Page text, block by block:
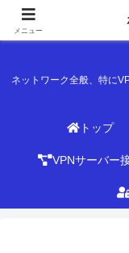
ネットワーク全般、特に
トップ
VPNサーバー
メニュー